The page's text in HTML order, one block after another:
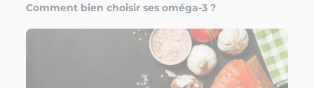
Comment bien choisir ses oméga-3 ?